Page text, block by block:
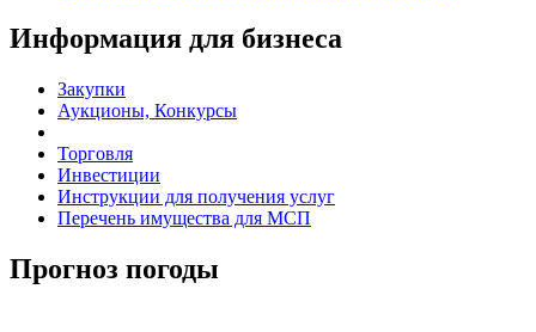
Информация для бизнеса
Закупки
Аукционы, Конкурсы
Торговля
Инвестиции
Инструкции для получения услуг
Перечень имущества для МСП
Прогноз погоды